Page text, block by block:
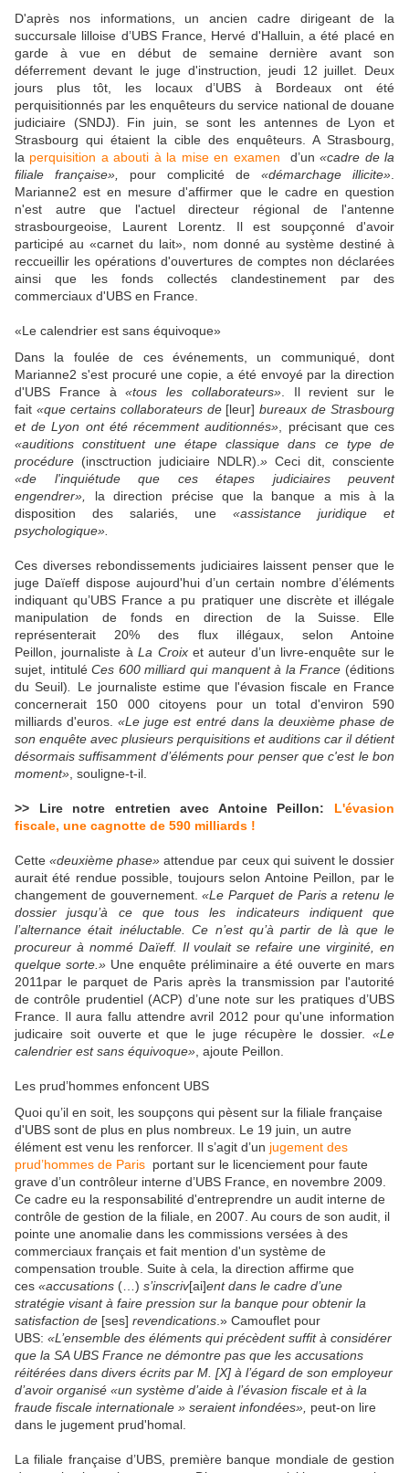
D'après nos informations, un ancien cadre dirigeant de la
succursale lilloise d’UBS France, Hervé d'Halluin, a été placé en
garde à vue en début de semaine dernière avant son
déferrement devant le juge d'instruction, jeudi 12 juillet. Deux
jours plus tôt, les locaux d’UBS à Bordeaux ont été
perquisitionnés par les enquêteurs du service national de douane
judiciaire (SNDJ). Fin juin, se sont les antennes de Lyon et
Strasbourg qui étaient la cible des enquêteurs. A Strasbourg,
la perquisition a abouti à la mise en examen d’un«cadre de la
filiale française»,
pour complicité de «démarchage illicite»
Marianne2 est en mesure d'affirmer que le cadre en question
n'est autre que l'actuel directeur régional de l'antenne
strasbourgeoise, Laurent Lorentz. Il est soupçonné d'avoir
participé au «carnet du lait», nom donné au système destiné à
reccueillir les opérations d'ouvertures de comptes non déclarées
ainsi que les fonds collectés clandestinement par des
commerciaux d'UBS en France.
«Le calendrier est sans équivoque»
Dans la foulée de ces événements, un communiqué, dont
Marianne2 s'est procuré une copie, a été envoyé par la direction
d'UBS France à«tous les collaborateurs». Il revient sur le
fait «que certains collaborateurs de[leur]bureaux de Strasbourg
et de Lyon ont été récemment auditionnés» , précisant que ces
«auditions constituent une étape classique dans ce type de
procédure (insctruction judiciaire NDLR). » Ceci dit, consciente
«de l'inquiétude que ces étapes judiciaires peuvent
engendrer»,
la direction précise que la banque a mis à la
disposition des salariés, une «assistance juridique et
psychologique».
Ces diverses rebondissements judiciaires laissent penser que le
juge Daïeff dispose aujourd'hui d’un certain nombre d’éléments
indiquant qu’UBS France a pu pratiquer une discrète et illégale
manipulation de fonds en direction de la Suisse. Elle
représenterait 20% des flux illégaux, selon Antoine
Peillon, journaliste àLa Croixet auteur d’un livre-enquête sur le
sujet, intituléCes 600 milliard qui manquent à la France (éditions
du Seuil)
Le journaliste estime que l'évasion fiscale en France
concernerait 150 000 citoyens pour un total d'environ 590
milliards d'euros.«Le juge est entré dans la deuxième phase de
son enquête avec plusieurs perquisitions et auditions car il détient
désormais suffisamment d’éléments pour penser que c'est le bon
moment» , souligne-t-il.
>> Lire notre entretien avec Antoine Peillon: L'évasion
fiscale, une cagnotte de 590 milliards !
Cette«deuxième phase» attendue par ceux qui suivent le dossier
aurait été rendue possible, toujours selon Antoine Peillon, par le
changement de gouvernement.«Le Parquet de Paris a retenu le
dossier jusqu’à ce que tous les indicateurs indiquent que
l’alternance était inéluctable. Ce n’est qu’à partir de là que le
procureur à nommé Daïeff. Il voulait se refaire une virginité, en
quelque sorte.» Une enquête préliminaire a été ouverte en mars
2011par le parquet de Paris après la transmission par l'autorité
de contrôle prudentiel (ACP) d’une note sur les pratiques d’UBS
France. Il aura fallu attendre avril 2012 pour qu'une information
judicaire soit ouverte et que le juge récupère le dossier. «Le
calendrier est sans équivoque» , ajoute Peillon.
Les prud’hommes enfoncent UBS
Quoi qu’il en soit, les soupçons qui pèsent sur la filiale française
d'UBS sont de plus en plus nombreux. Le 19 juin, un autre
élément est venu les renforcer. Il s’agit d’un jugement des
prud’hommes de Paris portant sur le licenciement pour faute
grave d’un contrôleur interne d’UBS France, en novembre 2009.
Ce cadre eu la responsabilité d'entreprendre un audit interne de
contrôle de gestion de la filiale, en 2007. Au cours de son audit, il
pointe une anomalie dans les commissions versées à des
commerciaux français et fait mention d'un système de
compensation trouble. Suite à cela, la direction affirme que
ces «accusations (…) s’inscriv[ai]ent dans le cadre d’une
stratégie visant à faire pression sur la banque pour obtenir la
satisfaction de [ses] revendications .» Camouflet pour
UBS: «L’ensemble des éléments qui précèdent suffit à considérer
que la SA UBS France ne démontre pas que les accusations
réitérées dans divers écrits par M. [X] à l’égard de son employeur
d’avoir organisé «un système d’aide à l’évasion fiscale et à la
fraude fiscale internationale » seraient infondées», peut-on lire
dans le jugement prud'homal.
La filiale française d’UBS, première banque mondiale de gestion